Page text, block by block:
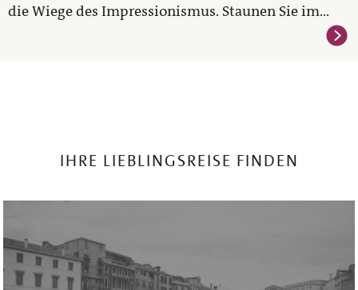
die Wiege des Impressionismus. Staunen Sie im...
IHRE LIEBLINGSREISE FINDEN